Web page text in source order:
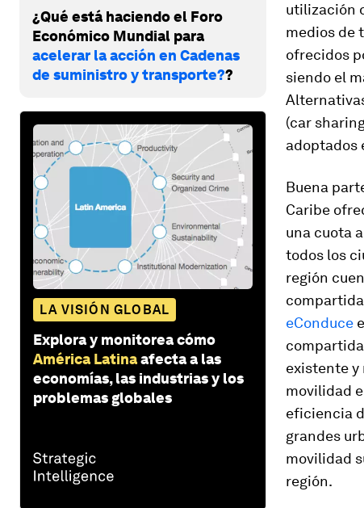
¿Qué está haciendo el Foro
Económico Mundial para
acelerar la acción en Cadenas
de suministro y transporte??
LA VISIÓN GLOBAL
Explora y monitorea cómo
América Latinaafecta a las
economías, las industrias y los
problemas globales
utilización
medios de
ofrecidos
siendo el
(car
adoptados
Buena
Caribe
una cuota
todos los
región
eConduce
existente y
movilidad
eficiencia
grandes
movilidad
región.